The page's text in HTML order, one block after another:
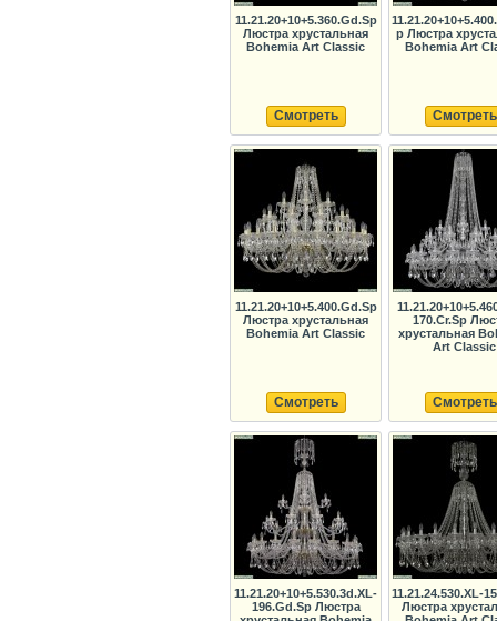
11.21.20+10+5.360.Gd.Sp
Люстра хрустальная
Bohemia Art Classic
Смотреть
p Люстра
Bohemia Art
Смотреть
11.21.20+10+5.400.Gd.Sp
Люстра хрустальная
Bohemia Art Classic
Смотреть
170.Cr.Sp
хрустальная
Art Classic
Смотреть
11.21.20+10+5.530.3d.XL-
196.Gd.Sp Люстра
11.21.24.530.XL-
Люстра